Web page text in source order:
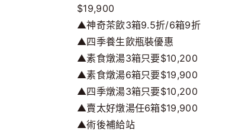
$19,900
▲神奇茶飲3箱9.5折/6箱9折
▲四季養生飲瓶裝優惠
▲素食燉湯3箱只要$10,200
▲素食燉湯6箱只要$19,900
▲四季燉湯3箱只要$10,200
▲賣太好燉湯任6箱$19,900
▲術後補給站